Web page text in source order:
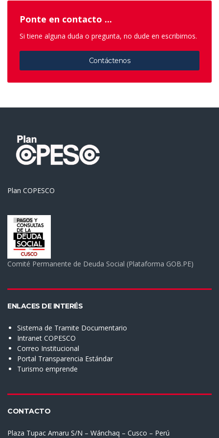
Ponte en contacto ...
Si tiene alguna duda o pregunta, no dude en escribirnos.
Contáctenos
Plan COPESCO
Comité Permanente de Deuda Social (Plataforma GOB.PE)
ENLACES DE INTERÉS
Sistema de Tramite Documentario
Intranet COPESCO
Correo Institucional
Portal Transparencia Estándar
Turismo emprende
CONTACTO
Plaza Tupac Amaru S/N – Wánchaq – Cusco – Perú